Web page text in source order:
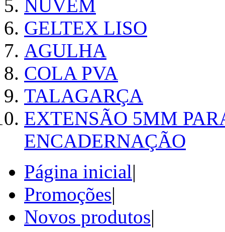
NUVEM
GELTEX LISO
AGULHA
COLA PVA
TALAGARÇA
EXTENSÃO 5MM
ENCADERNAÇÃO
Página inicial|
Promoções|
Novos produtos|